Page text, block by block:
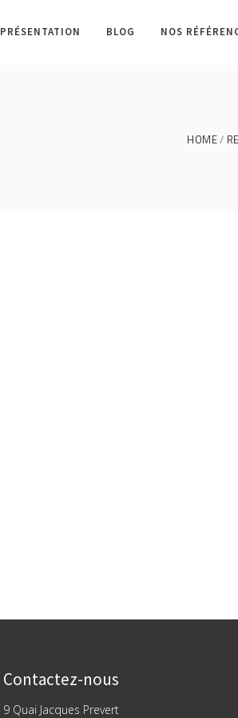
PRÉSENTATION BLOG NOS
HOME
Contactez-nous
9 Quai Jacques Prevert